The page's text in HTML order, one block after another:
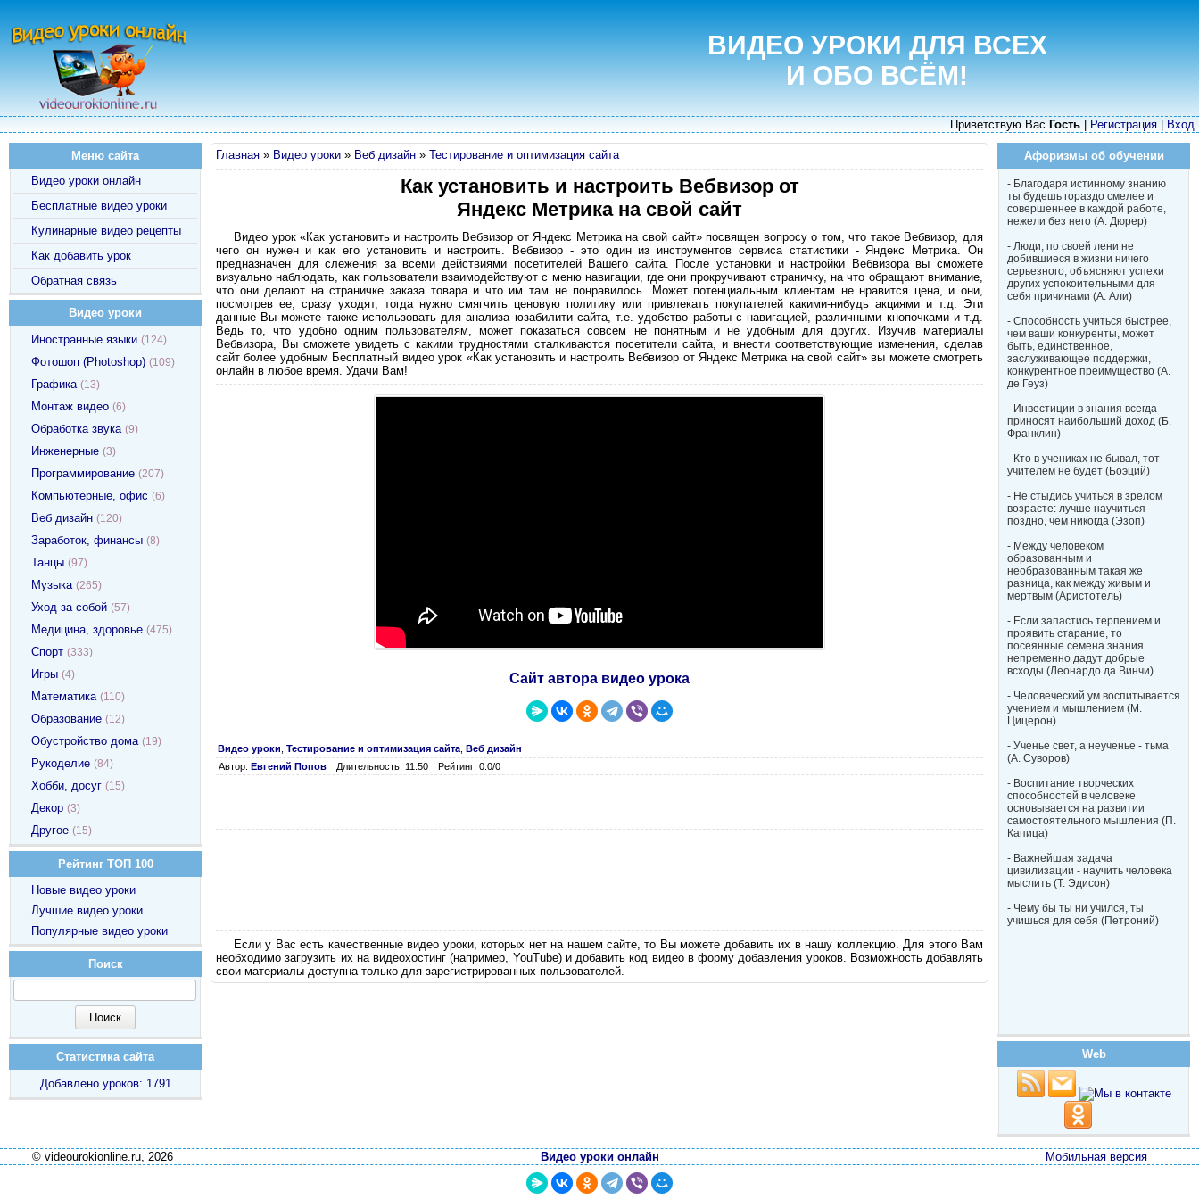
ВИДЕО УРОКИ ДЛЯ ВСЕХ
И ОБО ВСЁМ!
Приветствую Вас Гость Регистрация Вход
Главная » Видео уроки » Веб дизайн » Тестирование и оптимизация сайта
Как установить и настроить Вебвизор от
Яндекс Метрика на свой сайт
Видео урок «Как установить и настроить Вебвизор от Яндекс Метрика на свой сайт» посвящен вопросу о том, что такое Вебвизор, для
чего он нужен и как его установить и настроить. Вебвизор - это один из инструментов сервиса статистики - Яндекс Метрика. Он
предназначен для слежения за всеми действиями посетителей Вашего сайта. После установки и настройки Вебвизора вы сможете
визуально наблюдать, как пользователи взаимодействуют с меню навигации, где они прокручивают страничку, на что обращают внимание,
что они делают на страничке заказа товара и что им там не понравилось. Может потенциальным клиентам не нравится цена, и они,
посмотрев ее, сразу уходят, тогда нужно смягчить ценовую политику или привлекать покупателей какими-нибудь акциями и т.д. Эти
данные Вы можете также использовать для анализа юзабилити сайта, т.е. удобство работы с навигацией, различными кнопочками и т.д.
Ведь то, что удобно одним пользователям, может показаться совсем не понятным и не удобным для других. Изучив материалы
Вебвизора, Вы сможете увидеть с какими трудностями сталкиваются посетители сайта, и внести соответствующие изменения, сделав
сайт более удобным Бесплатный видео урок «Как установить и настроить Вебвизор от Яндекс Метрика на свой сайт» вы можете смотреть
онлайн в любое время. Удачи Вам!
Сайт автора видео урока
Видео уроки Тестирование и оптимизация сайта Веб дизайн
Автор: Евгений Попов Длительность: 11:50 Рейтинг: 0.0/0
Если у Вас есть качественные видео уроки, которых нет на нашем сайте, то Вы можете добавить их в нашу коллекцию. Для этого Вам
необходимо загрузить их на видеохостинг (например, YouTube) и добавить код видео в форму добавления уроков. Возможность добавлять
свои материалы доступна только для зарегистрированных пользователей.
Меню сайта
Видео уроки онлайн
Бесплатные видео уроки
Кулинарные видео рецепты
Как добавить урок
Обратная связь
Видео уроки
Иностранные языки (124)
Фотошоп (Photoshop) (109)
Графика (13)
Монтаж видео (6)
Обработка звука (9)
Инженерные (3)
Программирование (207)
Компьютерные, офис (6)
Веб дизайн (120)
Заработок, финансы (8)
Танцы (97)
Музыка (265)
Уход за собой (57)
Медицина, здоровье (475)
Спорт (333)
Игры (4)
Математика (110)
Образование (12)
Обустройство дома (19)
Рукоделие (84)
Хобби, досуг (15)
Декор (3)
Другое (15)
Рейтинг ТОП 100
Новые видео уроки
Лучшие видео уроки
Популярные видео уроки
Поиск
Статистика сайта
Добавлено уроков: 1791
Афоризмы об обучении
- Благодаря истинному знанию
ты будешь гораздо смелее и
совершеннее в каждой работе,
нежели без него (А. Дюрер)
- Люди, по своей лени не
добившиеся в жизни ничего
серьезного, объясняют успехи
других успокоительными для
себя причинами (А. Али)
- Способность учиться быстрее,
чем ваши конкуренты, может
быть, единственное,
заслуживающее поддержки,
конкурентное преимущество (А.
де Геуз)
- Инвестиции в знания всегда
приносят наибольший доход (Б.
Франклин)
- Кто в учениках не бывал, тот
учителем не будет (Боэций)
- Не стыдись учиться в зрелом
возрасте: лучше научиться
поздно, чем никогда (Эзоп)
- Между человеком
образованным и
необразованным такая же
разница, как между живым и
мертвым (Аристотель)
- Если запастись терпением и
проявить старание, то
посеянные семена знания
непременно дадут добрые
всходы (Леонардо да Винчи)
- Человеческий ум воспитывается
учением и мышлением (М.
Цицерон)
- Ученье свет, а неученье - тьма
(А. Суворов)
- Воспитание творческих
способностей в человеке
основывается на развитии
самостоятельного мышления (П.
Капица)
- Важнейшая задача
цивилизации - научить человека
мыслить (Т. Эдисон)
- Чему бы ты ни учился, ты
учишься для себя (Петроний)
Web
© videourokionline.ru, 2026 Мобильная версия
Видео уроки онлайн